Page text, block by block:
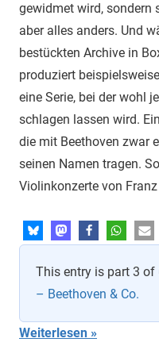
gewidmet wird, sondern
aber alles anders. Und
bestückten Archive in
produziert
eine Serie, bei der wohl
schlagen lassen wird.
die mit Beethoven zwar
seinen Namen tragen.
Violinkonzerte von
This entry is part 3 of
– Beethoven & Co.
Weiterlesen